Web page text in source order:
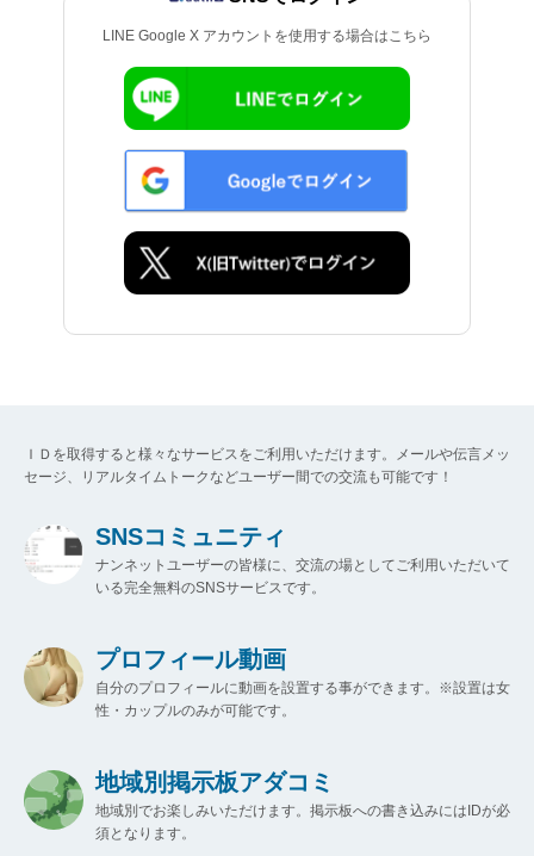
LINE Google X アカウントを使用する場合はこちら
ＩＤを取得すると様々なサービスをご利用いただけます。メールや伝言メッ
セージ、リアルタイムトークなどユーザー間での交流も可能です！
SNSコミュニティ
ナンネットユーザーの皆様に、交流の場としてご利用いただいて
いる完全無料のSNSサービスです。
プロフィール動画
自分のプロフィールに動画を設置する事ができます。※設置は女
性・カップルのみが可能です。
地域別掲示板アダコミ
地域別でお楽しみいただけます。掲示板への書き込みにはIDが必
須となります。